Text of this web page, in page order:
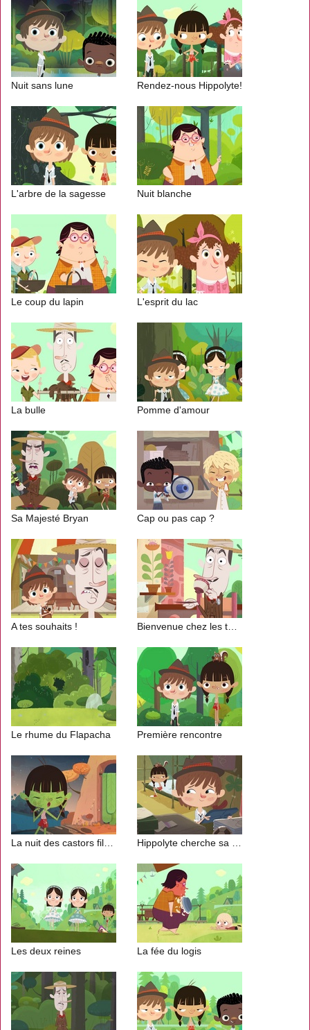
Nuit sans lune Rendez-nous Hippolyte!
L'arbre de la sagesse Nuit blanche
Le coup du lapin L'esprit du lac
La bulle Pomme d'amour
Sa Majesté Bryan Cap ou pas cap ?
A tes souhaits !
Le rhume du Flapacha Première rencontre
Les deux reines La fée du logis